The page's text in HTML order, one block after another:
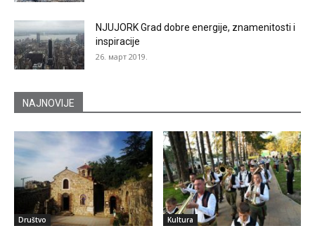
NJUJORK Grad dobre energije, znamenitosti i
inspiracije
26. март 2019.
NAJNOVIJE
Društvo Kultura